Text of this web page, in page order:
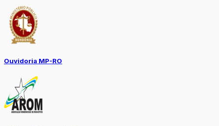
Ouvidoria MP-RO